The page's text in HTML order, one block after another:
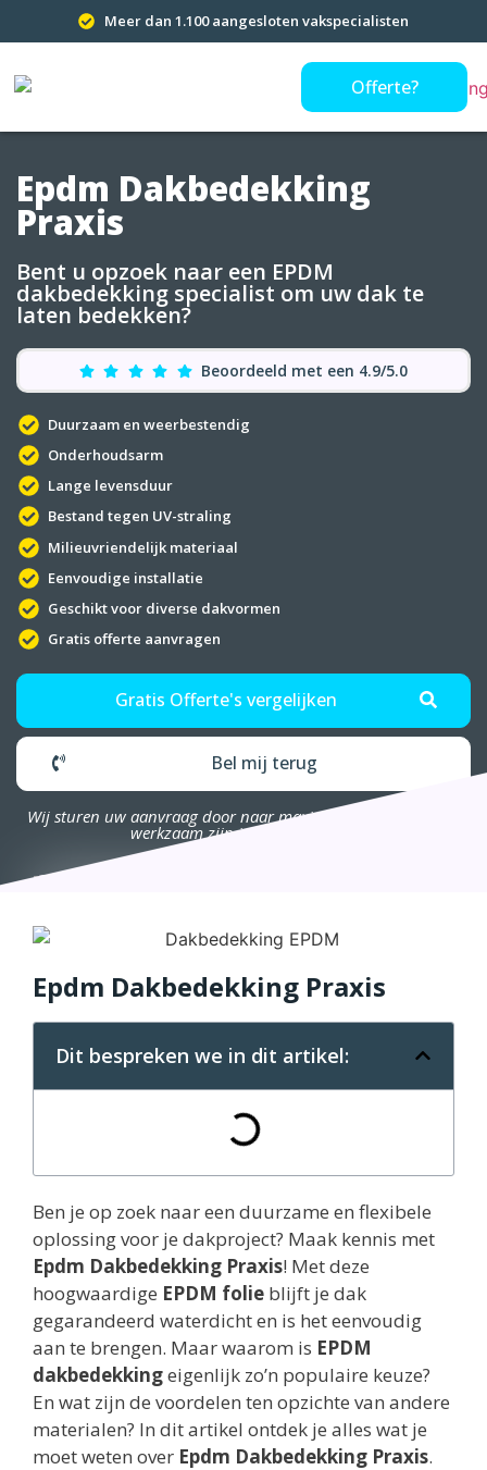
Meer dan 1.100 aangesloten vakspecialisten
Offerte?
Epdm Dakbedekking
Praxis
Bent u opzoek naar een EPDM
dakbedekking specialist om uw dak te
laten bedekken?
Beoordeeld met een 4.9/5.0
Duurzaam en weerbestendig
Onderhoudsarm
Lange levensduur
Bestand tegen UV-straling
Milieuvriendelijk materiaal
Eenvoudige installatie
Geschikt voor diverse dakvormen
Gratis offerte aanvragen
Gratis Offerte's vergelijken
Bel mij terug
Wij sturen uw aanvraag door naar maximaal 4 bedrijven die
werkzaam zijn in uw omgeving.
Epdm Dakbedekking Praxis
Dit bespreken we in dit artikel:
Ben je op zoek naar een duurzame en flexibele
oplossing voor je dakproject? Maak kennis met
Epdm Dakbedekking Praxis! Met deze
hoogwaardige EPDM folie blijft je dak
gegarandeerd waterdicht en is het eenvoudig
aan te brengen. Maar waarom is EPDM
dakbedekkingeigenlijk zo’n populaire keuze?
En wat zijn de voordelen ten opzichte van andere
materialen? In dit artikel ontdek je alles wat je
moet weten over Epdm Dakbedekking Praxis.